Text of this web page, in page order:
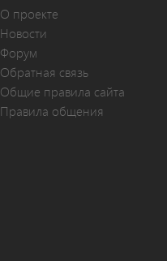
О проекте
Новости
Форум
Обратная связь
Общие правила сайта
Правила общения